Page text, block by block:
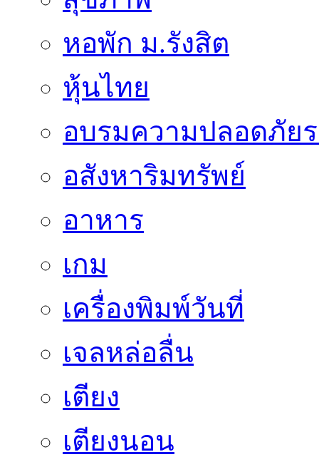
หอพัก ม.รังสิต
หุ้นไทย
อบรมความปลอดภัย
อสังหาริมทรัพย์
อาหาร
เกม
เครื่องพิมพ์วันที่
เจลหล่อลื่น
เตียง
เตียงนอน